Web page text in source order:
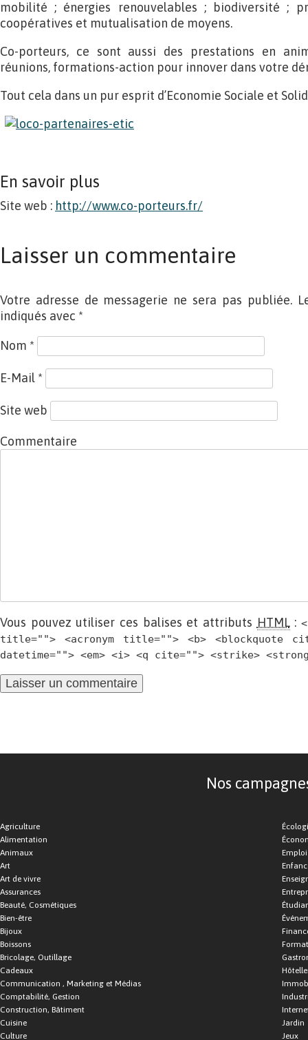
mobilité ; énergies renouvelables ; biodiversité ;
coopératives et mutualisation de moyens.
Co-porteurs, ce sont aussi des prestations en
réunions, formations-action pour innover dans votre
Tout cela dans un pur esprit d’Economie Sociale et
En savoir plus
Site web : http://www.co-porteurs.fr/
Laisser un commentaire
Votre adresse de messagerie ne sera pas publiée.
indiqués avec *
Nom *
E-Mail *
Site web
Commentaire
Vous pouvez utiliser ces balises et attributs HTML:
title=""> <acronym title=""> <b> <blockquote
datetime=""> <em> <i> <q cite=""> <strike>
Nos
Agriculture
Alimentation
Animaux
Art
Art de vivre
Assurances
Beauté, Cosmétiques
Bien-être
Bijoux
Boissons
Bricolage, Outillage
Cadeaux
Communication , Marketing et Médias
Comptabilité, Gestion
Construction, Bâtiment
Cuisine
Culture
Emploi
Jardin
Jeux